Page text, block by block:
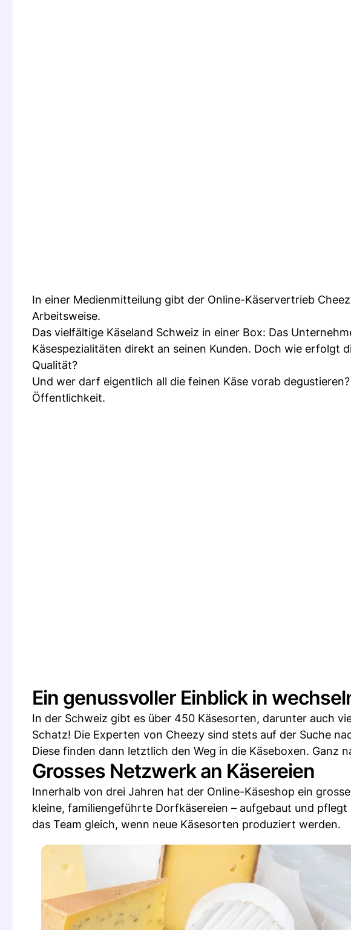
In einer Medienmitteilung gibt der Online-Käservertrieb
Arbeitsweise.
Das vielfältige Käseland Schweiz in einer Box: Das
Käsespezialitäten direkt an seinen Kunden. Doch wie erfolgt
Qualität?
Und wer darf eigentlich all die feinen Käse vorab
Öffentlichkeit.
Ein genussvoller Einblick in
In der Schweiz gibt es über 450 Käsesorten, darunter auch
Schatz! Die Experten von Cheezy sind stets auf der Suche
Diese finden dann letztlich den Weg in die Käseboxen. Ganz
Grosses Netzwerk an Käsereien
Innerhalb von drei Jahren hat der Online-Käseshop ein
kleine, familiengeführte Dorfkäsereien – aufgebaut und
das Team gleich, wenn neue Käsesorten produziert werden.